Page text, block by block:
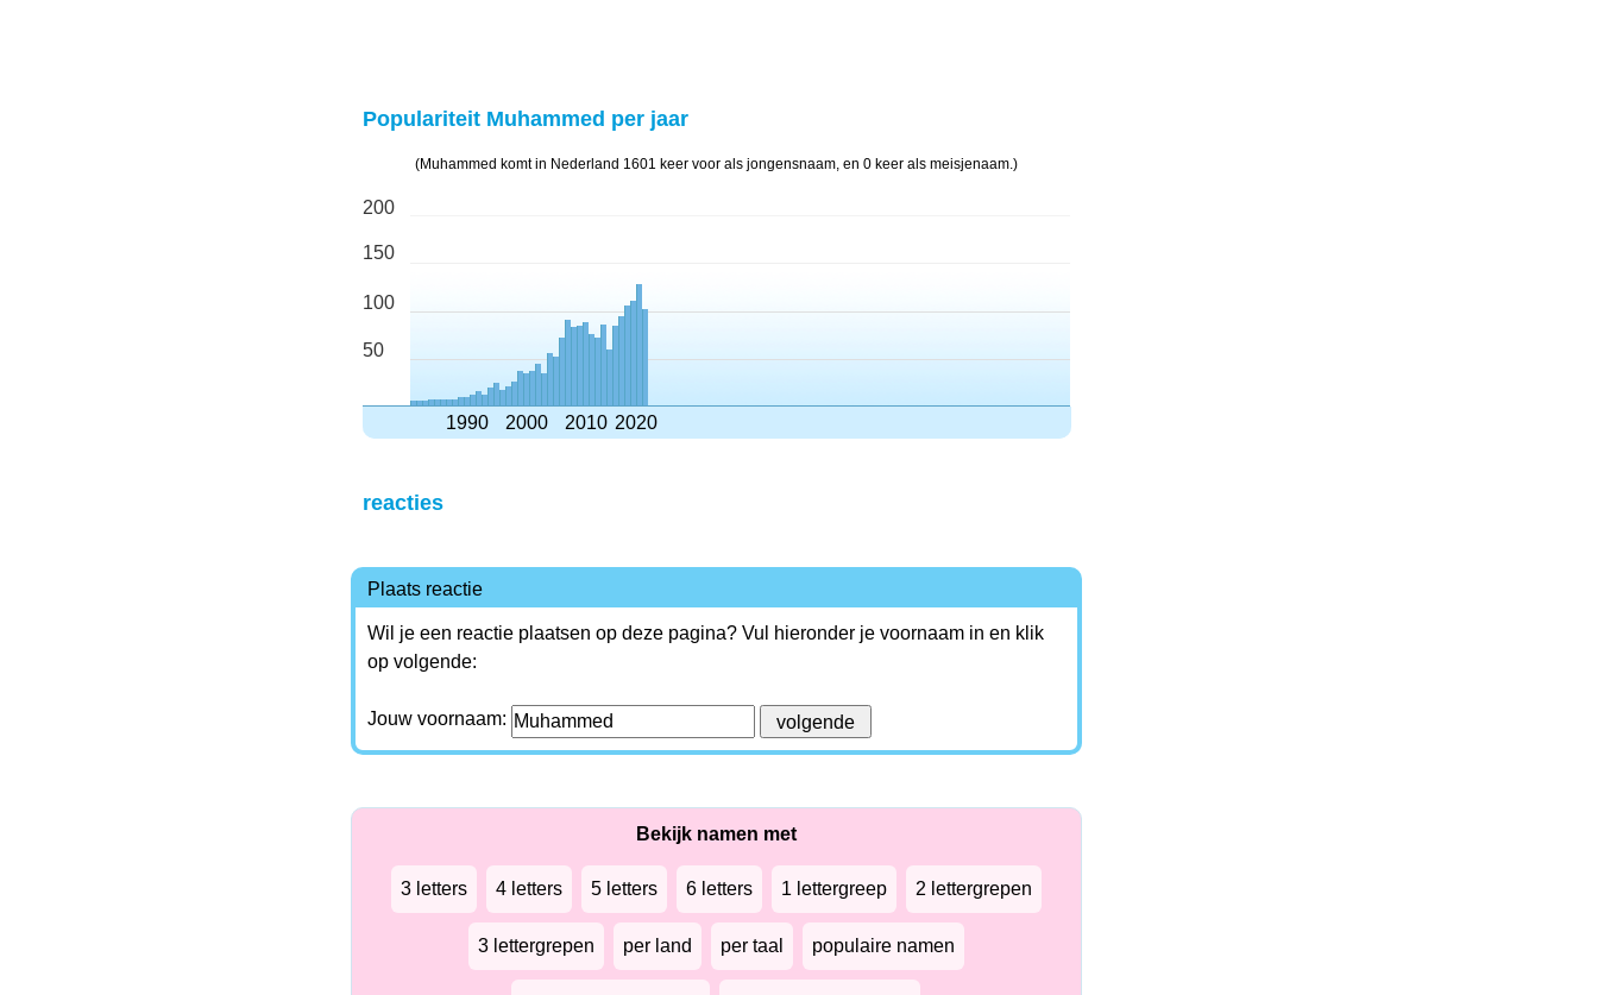
Populariteit Muhammed per jaar
(Muhammed komt in Nederland 1601 keer voor als jongensnaam, en 0 keer als meisjenaam.)
200
150
100
50
1990 2000 2010 2020
reacties
Plaats reactie
Wil je een reactie plaatsen op deze pagina? Vul hieronder je voornaam in en klik
op volgende:
Jouw voornaam:
Bekijk namen met
3 letters 4 letters 5 letters 6 letters 1 lettergreep 2 lettergrepen
3 lettergrepen per land per taal populaire namen